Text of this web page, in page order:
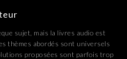
sujet, mais la livres audio est
thèmes abordés sont universels
proposées sont parfois trop